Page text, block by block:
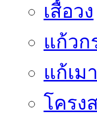
เสื้อวง
แก้วก
แก้เม
โครง